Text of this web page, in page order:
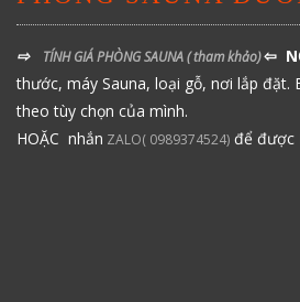
⇨ TÍNH GIÁ PHÒNG SAUNA( tham khảo)⇦
thước, máy Sauna, loại gỗ, nơi lắp đặt.
theo tùy chọn của mình.
HOẶC nhắn ZALO( 0989374524) để được